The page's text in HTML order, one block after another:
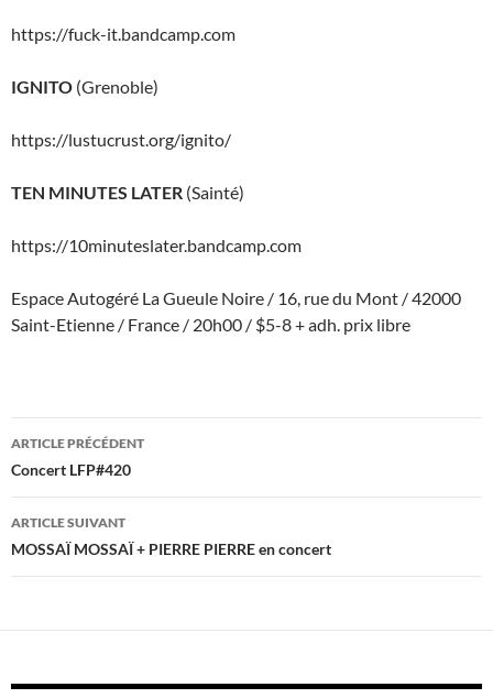
https://fuck-it.bandcamp.com
IGNITO (Grenoble)
https://lustucrust.org/ignito/
TEN MINUTES LATER (Sainté)
https://10minuteslater.bandcamp.com
Espace Autogéré La Gueule Noire / 16, rue du Mont / 42000
Saint-Etienne / France / 20h00 / $5-8 + adh. prix libre
Navigation
des
articles
ARTICLE PRÉCÉDENT
Concert LFP#420
ARTICLE SUIVANT
MOSSAÏ MOSSAÏ + PIERRE PIERRE en concert